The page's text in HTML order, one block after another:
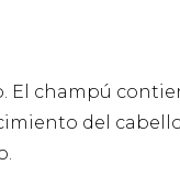
El champú
del